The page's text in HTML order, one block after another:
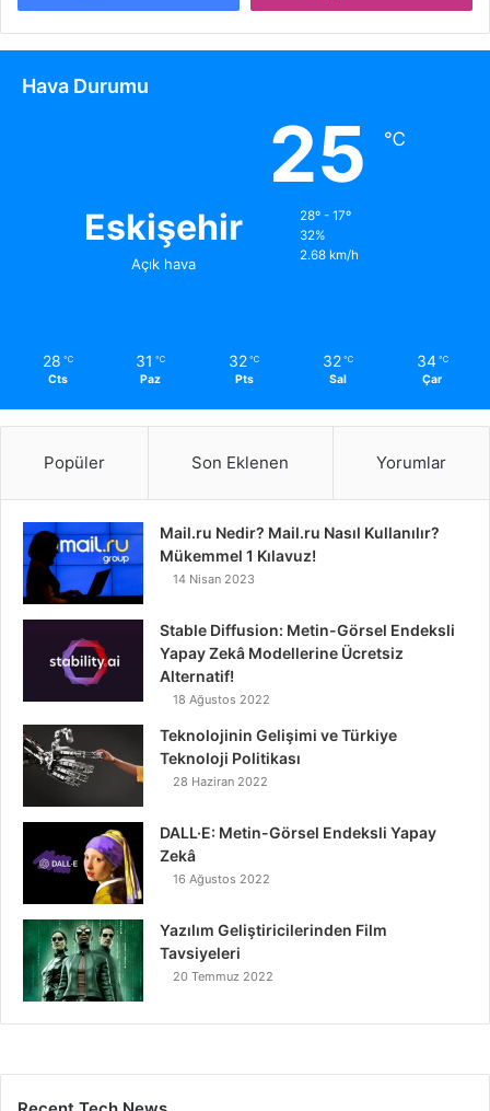
Hava Durumu
Eskişehir
Açık hava
25 ℃
28º - 17º
32%
2.68 km/h
28 ℃
Cts
31 ℃
Paz
32 ℃
Pts
32 ℃
Sal
34 ℃
Çar
Popüler Son Eklenen Yorumlar
Mail.ru Nedir? Mail.ru Nasıl Kullanılır?
Mükemmel 1 Kılavuz!
14 Nisan 2023
Stable Diffusion: Metin-Görsel Endeksli
Yapay Zekâ Modellerine Ücretsiz
Alternatif!
18 Ağustos 2022
Teknolojinin Gelişimi ve Türkiye
Teknoloji Politikası
28 Haziran 2022
DALL·E: Metin-Görsel Endeksli Yapay
Zekâ
16 Ağustos 2022
Yazılım Geliştiricilerinden Film
Tavsiyeleri
20 Temmuz 2022